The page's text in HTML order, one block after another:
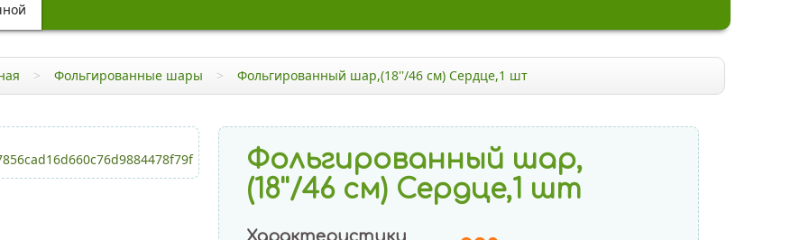
> Фольгированные шары > Фольгированный шар,(18''/46 см) Сердце,1 шт
Фольгированный шар,
(18''/46 см) Сердце,1 шт
Характеристики